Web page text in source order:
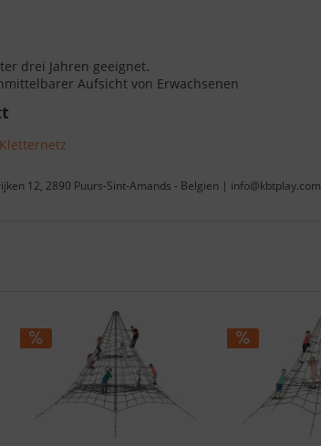
drei Jahren geeignet.
Aufsicht von Erwachsenen
12, 2890 Puurs-Sint-Amands - Belgien | info@kbtplay.com